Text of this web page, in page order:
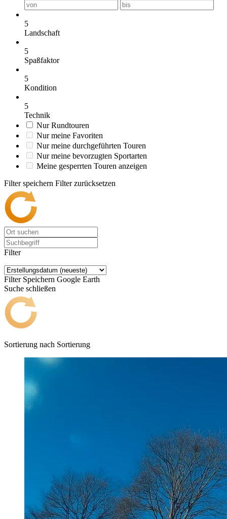
5
Landschaft
5
Spaßfaktor
5
Kondition
5
Technik
Nur Rundtouren
Nur meine Favoriten
Nur meine durchgeführten Touren
Nur meine bevorzugten Sportarten
Meine gesperrten Touren anzeigen
Filter speichern Filter zurücksetzen
Filter
Filter Speichern Google Earth
Suche schließen
Sortierung nach Sortierung